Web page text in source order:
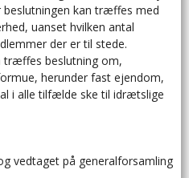
beslutningen kan træffes med
uanset hvilken antal
der er til stede.
træffes beslutning om,
herunder fast ejendom,
i alle tilfælde ske til idrætslige
vedtaget på generalforsamling